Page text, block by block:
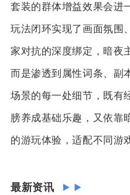
套装的群体增益效果会进
玩法闭环实现了画面氛围
家对抗的深度绑定，暗夜
而是渗透到属性词条、副
场景的每一处细节，既有
膀养成基础乐趣，又依靠
的游玩体验，适配不同游
最新资讯